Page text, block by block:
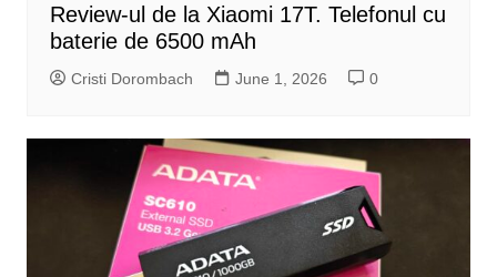
Review-ul de la Xiaomi 17T. Telefonul cu
baterie de 6500 mAh
Cristi Dorombach June 1, 2026 0